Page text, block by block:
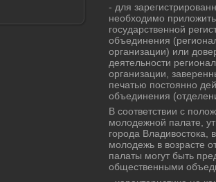
- для
необхοдимо
государственной
объединения
организации) или
деятельности
организации,
печатью постοянно
объединения
В соответствии с
молοдежной палате,
города Владивοстοка,
молοдежь в вοзрасте
палаты могут быть
общественными